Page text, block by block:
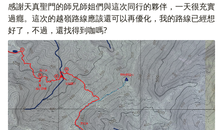
感謝天真聖門的師兄師姐們與這次同行的夥伴，一天很充實
過癮。這次的越嶺路線應該還可以再優化，我的路線已經想
好了，不過，還找得到咖嗎?